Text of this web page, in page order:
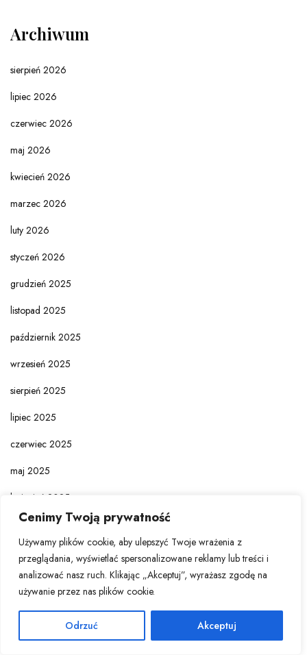
Cenimy Twoją prywatność
Używamy plików cookie, aby ulepszyć Twoje wrażenia z
przeglądania, wyświetlać spersonalizowane reklamy lub treści i
analizować nasz ruch. Klikając „Akceptuj”, wyrażasz zgodę na
używanie przez nas plików cookie.
Odrzuć Akceptuj
Archiwum
sierpień 2026
lipiec 2026
czerwiec 2026
maj 2026
kwiecień 2026
marzec 2026
luty 2026
styczeń 2026
grudzień 2025
listopad 2025
październik 2025
wrzesień 2025
sierpień 2025
lipiec 2025
czerwiec 2025
maj 2025
kwiecień 2025
marzec 2025
luty 2025
styczeń 2025